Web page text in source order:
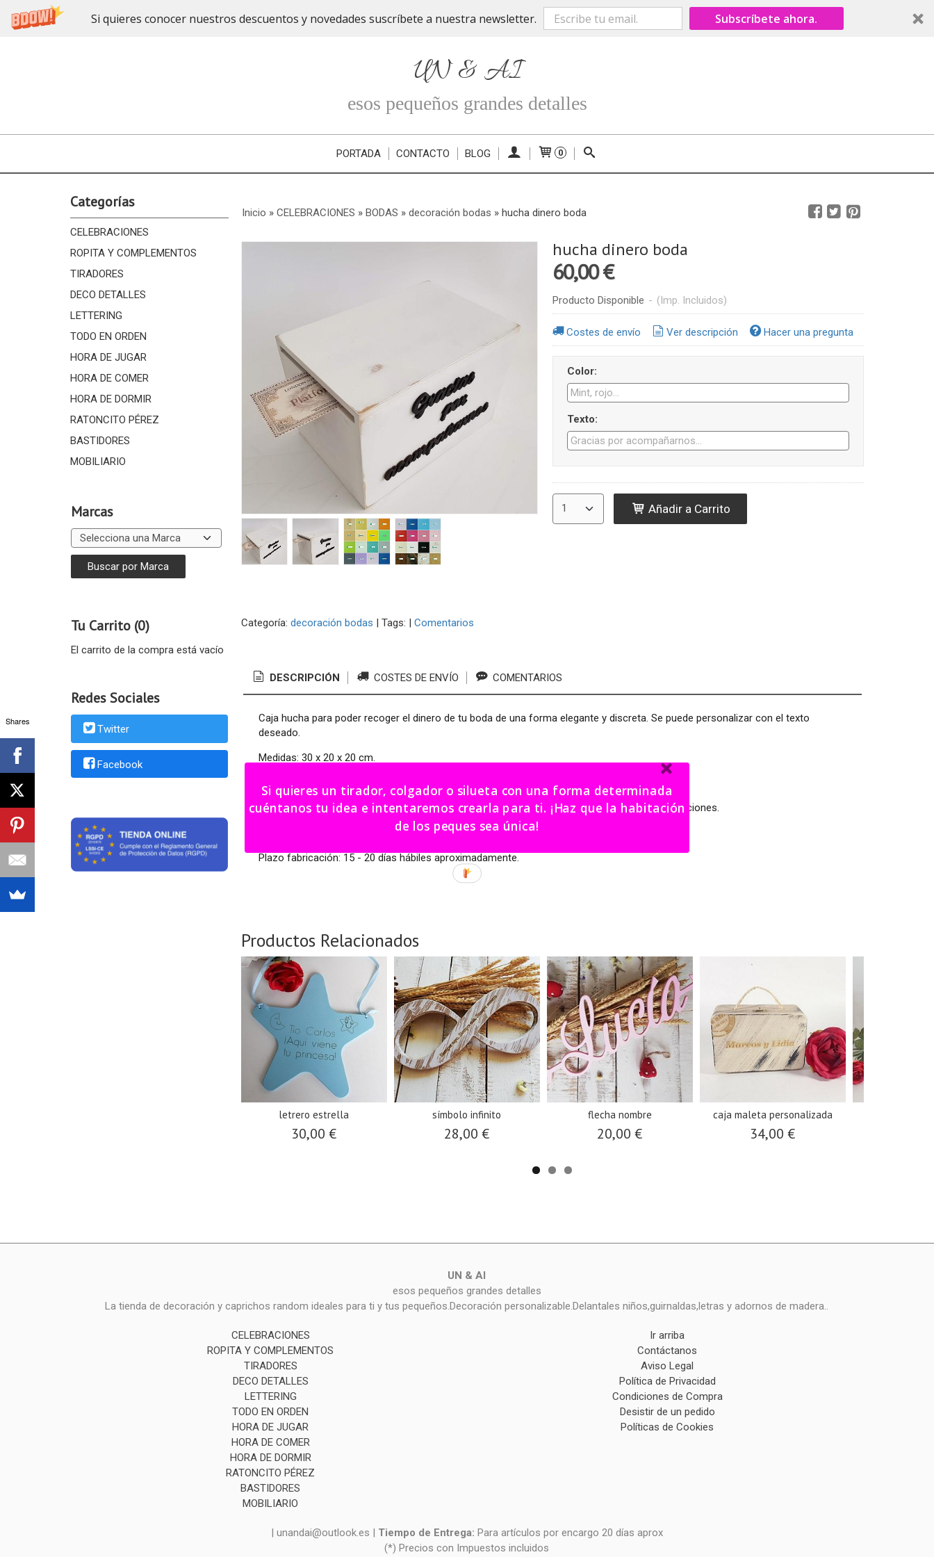
Si quieres conocer nuestros descuentos y novedades suscríbete a nuestra newsletter. Subscríbete ahora.
UN & AI
esos pequeños grandes detalles
PORTADA CONTACTO BLOG 0
Categorías
CELEBRACIONES
ROPITA Y COMPLEMENTOS
TIRADORES
DECO DETALLES
LETTERING
TODO EN ORDEN
HORA DE JUGAR
HORA DE COMER
HORA DE DORMIR
RATONCITO PÉREZ
BASTIDORES
MOBILIARIO
Marcas
Tu Carrito (0)
El carrito de la compra está vacío
Redes Sociales
Twitter
Facebook
Inicio » CELEBRACIONES » BODAS » decoración bodas » hucha dinero boda
hucha dinero boda
60,00 €
Producto Disponible - (Imp. Incluidos)
Costes de envío Ver descripción Hacer una pregunta
Color:
Texto:
Añadir a Carrito
Categoría: decoración bodas | Tags: | Comentarios
DESCRIPCIÓN COSTES DE ENVÍO COMENTARIOS
Caja hucha para poder recoger el dinero de tu boda de una forma elegante y discreta. Se puede personalizar con el texto
deseado.
Medidas: 30 x 20 x 20 cm.
El acabado se dará sobre la madera natural de la caja por lo que puede haber ciertas modificaciones.
Al ser un producto artesanal las medidas pueden variar.
Plazo fabricación: 15 - 20 días hábiles aproximadamente.
Productos Relacionados
letrero estrella
30,00 €
símbolo infinito
28,00 €
flecha nombre
20,00 €
caja maleta personalizada
34,00 €
UN & AI
esos pequeños grandes detalles
La tienda de decoración y caprichos random ideales para ti y tus pequeños.Decoración personalizable.Delantales niños,guirnaldas,letras y adornos de madera..
CELEBRACIONES
ROPITA Y COMPLEMENTOS
TIRADORES
DECO DETALLES
LETTERING
TODO EN ORDEN
HORA DE JUGAR
HORA DE COMER
HORA DE DORMIR
RATONCITO PÉREZ
BASTIDORES
MOBILIARIO
Ir arriba
Contáctanos
Aviso Legal
Política de Privacidad
Condiciones de Compra
Desistir de un pedido
Políticas de Cookies
| unandai@outlook.es | Tiempo de Entrega: Para artículos por encargo 20 días aprox
(*) Precios con Impuestos incluidos
Shares
Si quieres un tirador, colgador o silueta con una forma determinada
cuéntanos tu idea e intentaremos crearla para ti. ¡Haz que la habitación
de los peques sea única!